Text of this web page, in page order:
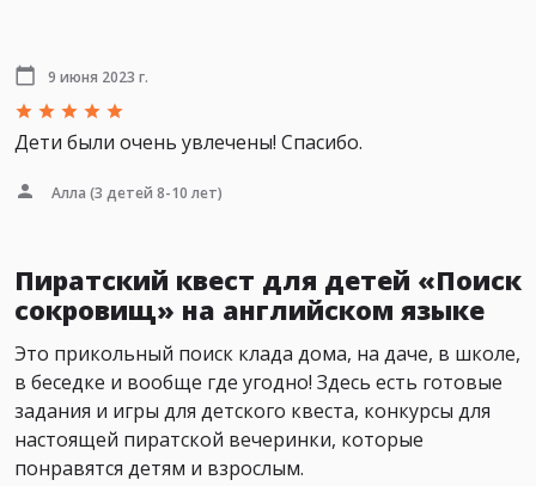
9 июня 2023 г.
Дети были очень увлечены! Спасибо.
Алла (3 детей 8-10 лет)
Пиратский квест для детей «Поиск
сокровищ» на английском языке
Это прикольный поиск клада дома, на даче, в школе,
в беседке и вообще где угодно! Здесь есть готовые
задания и игры для детского квеста, конкурсы для
настоящей пиратской вечеринки, которые
понравятся детям и взрослым.